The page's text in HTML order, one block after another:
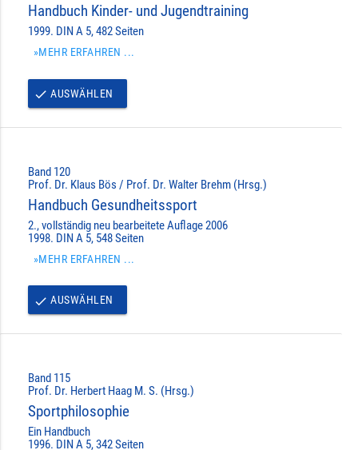
Handbuch Kinder- und Jugendtraining
1999. DIN A 5, 482 Seiten
»MEHR ERFAHREN ...
done AUSWÄHLEN
Band 120
Prof. Dr. Klaus Bös / Prof. Dr. Walter Brehm (Hrsg.)
Handbuch Gesundheitssport
2., vollständig neu bearbeitete Auflage 2006
1998. DIN A 5, 548 Seiten
»MEHR ERFAHREN ...
done AUSWÄHLEN
Band 115
Prof. Dr. Herbert Haag M. S. (Hrsg.)
Sportphilosophie
Ein Handbuch
1996. DIN A 5, 342 Seiten